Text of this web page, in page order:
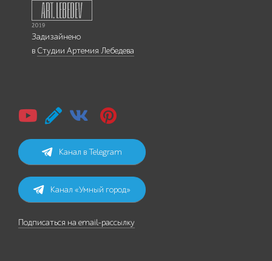
Задизайнено
в Студии Артемия Лебедева
Канал в Telegram
Канал «Умный город»
Подписаться на email-рассылку